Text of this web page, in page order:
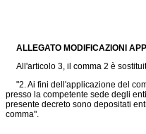
ALLEGATO MODIFICAZIONI
All'articolo 3, il comma 2 è
"2. Ai fini dell'applicazione del
presso la competente sede degli
presente decreto sono depositati
comma".